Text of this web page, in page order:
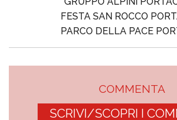
FESTA SAN ROCCO
PARCO DELLA PACE
COMMENTA
SCRIVI/SCOPRI I